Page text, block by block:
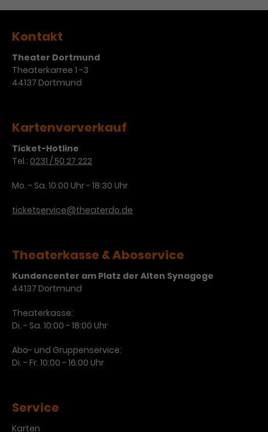
Kontakt
Theater Dortmund
Theaterkarree 1 -3
44137 Dortmund
Kartenvorverkauf
Ticket-Hotline
Tel.: 0231 / 50 27 222
Mo. - Sa. 10:00 Uhr - 18:30 Uhr
ticketservice@theaterdo.de
Theaterkasse & Aboservice
Kundencenter am Platz der Alten Synagoge
44137 Dortmund
Theaterkasse:
Di. - Sa. 10:00 - 18:00 Uhr
Abo- und Gruppenservice:
Di. - Fr. 10:00 - 16:00 Uhr
Service
Karten